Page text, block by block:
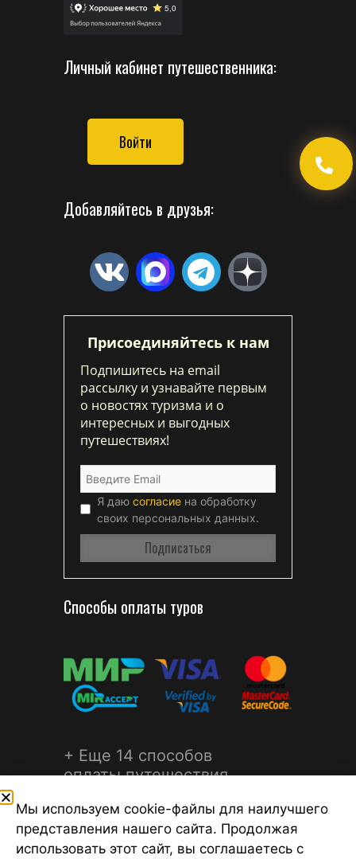
Личный кабинет путешественника:
Войти
Добавляйтесь в друзья:
Присоединяйтесь к нам
Подпишитесь на email
рассылку и узнавайте первым
о новостях туризма и о
интересных и выгодных
путешествиях!
Я даю согласие на обработку
своих персональных данных.
Способы оплаты туров
+ Еще 14 способов
оплаты путешествия
Мы используем cookie-файлы для наилучшего
представления нашего сайта. Продолжая
использовать этот сайт, вы соглашаетесь с